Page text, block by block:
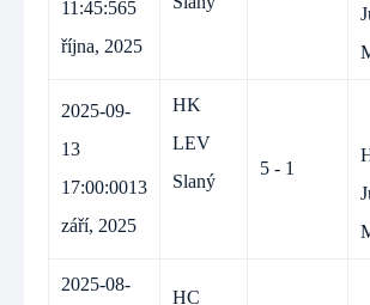
11:45:565
října, 2025
2025-09-
13
17:00:0013
září, 2025
HK
LEV
Slaný
5 - 1
2025-08-
HC